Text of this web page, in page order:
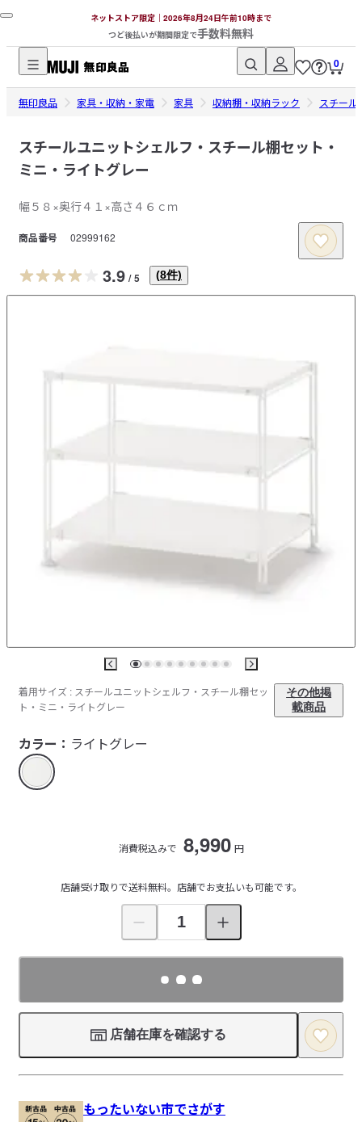
ネットストア限定｜2026年8月24日午前10時まで
つど後払いが期間限定で手数料無料
無
印
品
ネ
ト
ト
ア
0
無印良品 家具・収納・家電 家具 収納棚・収納ラック スチール
スチールユニットシェルフ・スチール棚セット・
ミニ・ライトグレー
幅５８×奥行４１×高さ４６ｃｍ
商品番号 02999162
3.9 / 5 (8件)
着用サイズ : スチールユニットシェルフ・スチール棚セッ
ト・ミニ・ライトグレー
その他掲
載商品
カラー： ライトグレー
消費税込みで 8,990 円
店舗受け取りで送料無料。店舗でお支払いも可能です。
店舗在庫を確認する
もったいない市でさがす